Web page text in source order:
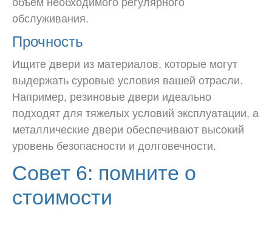
обслуживания.
Прочность
Ищите двери из материалов, которые могут
выдержать суровые условия вашей отрасли.
Например, резиновые двери идеально
подходят для тяжелых условий эксплуатации, а
металлические двери обеспечивают высокий
уровень безопасности и долговечности.
Совет 6: помните о
стоимости